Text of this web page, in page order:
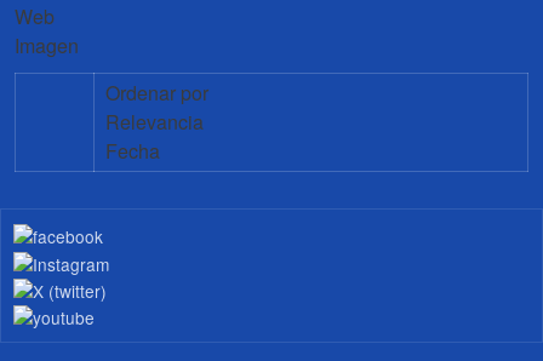
Web
Imagen
Ordenar por
Relevancia
Fecha